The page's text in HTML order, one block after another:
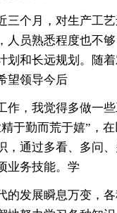
三个月，对生产工
人员熟悉程度也不
划和长远规划。随
望领导今后
作，我觉得多做一
于勤而荒于嬉”，
，通过多看、多问
业务技能。学
的发展瞬息万变，